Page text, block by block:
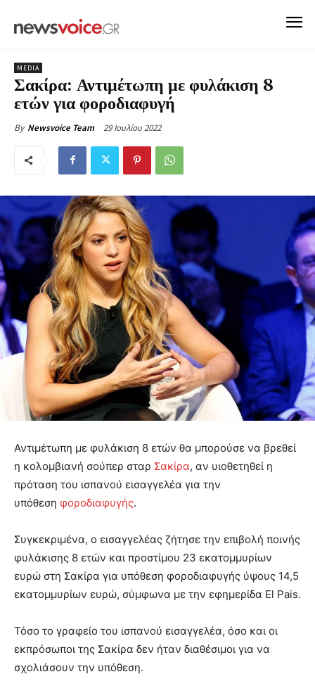
MEDIA
Σακίρα: Αντιμέτωπη με φυλάκιση 8
ετών για φοροδιαφυγή
By Newsvoice Team 29 Ιουλίου 2022
Αντιμέτωπη με φυλάκιση 8 ετών θα μπορούσε να βρεθεί
η κολομβιανή σούπερ σταρ Σακίρα, αν υιοθετηθεί η
πρόταση του ισπανού εισαγγελέα για την
υπόθεση φοροδιαφυγής.
Συγκεκριμένα, ο εισαγγελέας ζήτησε την επιβολή ποινής
φυλάκισης 8 ετών και προστίμου 23 εκατομμυρίων
ευρώ στη Σακίρα για υπόθεση φοροδιαφυγής ύψους 14,5
εκατομμυρίων ευρώ, σύμφωνα με την εφημερίδα El Pais.
Τόσο το γραφείο του ισπανού εισαγγελέα, όσο και οι
εκπρόσωποι της Σακίρα δεν ήταν διαθέσιμοι για να
σχολιάσουν την υπόθεση.